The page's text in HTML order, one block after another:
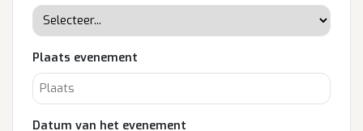
Plaats evenement
Datum van het evenement